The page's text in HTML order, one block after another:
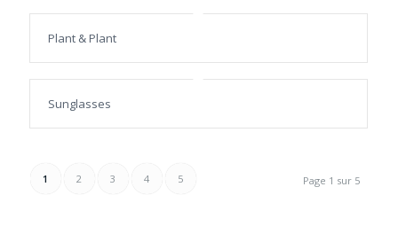
Plant & Plant
Sunglasses
Page 1 sur 5
1 2 3 4 5